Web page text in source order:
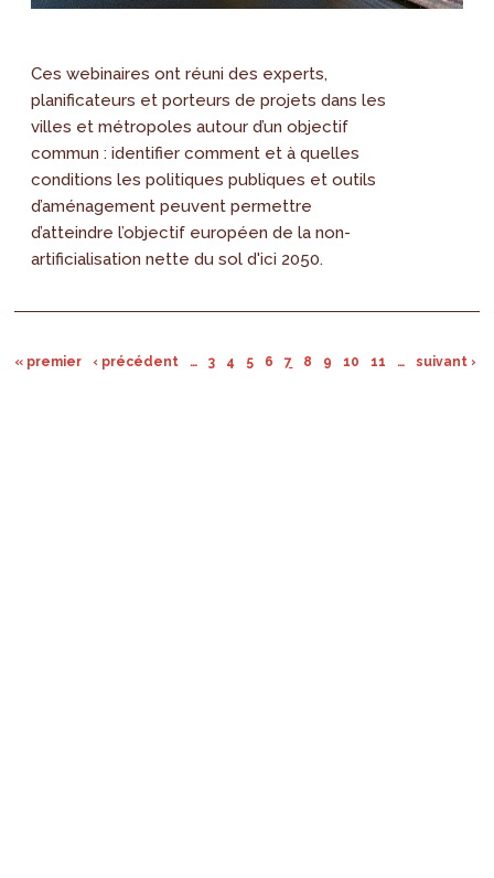
Ces webinaires ont réuni des experts,
planificateurs et porteurs de projets dans les
villes et métropoles autour d’un objectif
commun : identifier comment et à quelles
conditions les politiques publiques et outils
d’aménagement peuvent permettre
d’atteindre l’objectif européen de la non-
artificialisation nette du sol d'ici 2050.
« premier ‹ précédent … 3 4 5 6 7 8 9 10 11 … suivant ›